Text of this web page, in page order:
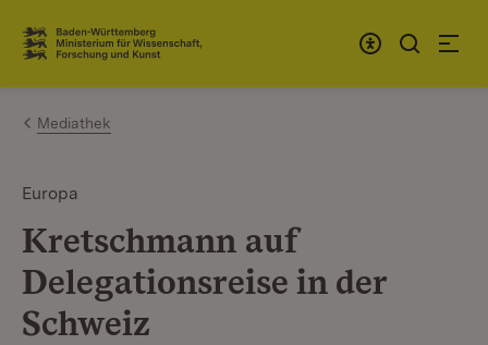
Zum Inhalt springen
Link zur Startseite
Mediathek
Europa
Kretschmann auf
Delegationsreise in der
Schweiz